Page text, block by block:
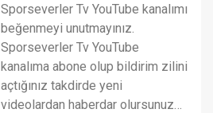
Sporseverler Tv YouTube kanalımı
beğenmeyi unutmayınız.
Sporseverler Tv YouTube
kanalıma abone olup bildirim zilini
açtığınız takdirde yeni
videolardan haberdar olursunuz…